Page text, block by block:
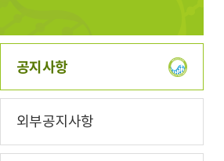
공지사항
외부공지사항